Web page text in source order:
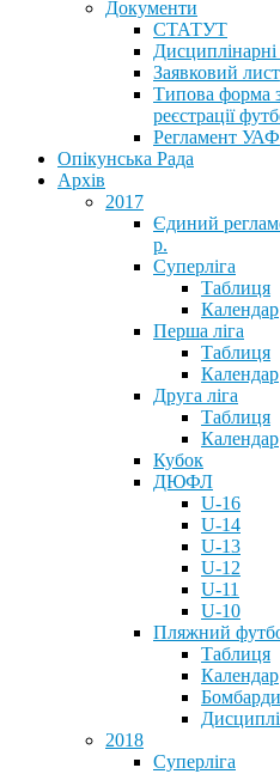
Документи
СТАТУТ
Заявковий лист
Типова форма
реєстрації
Регламент УАФ
Опікунська Рада
Архів
2017
Єдиний
р.
Суперліга
Таблиця
Календар
Перша ліга
Таблиця
Календар
Друга ліга
Таблиця
Календар
Кубок
ДЮФЛ
U-16
U-14
U-13
U-12
U-11
U-10
Пляжний
Таблиця
Календар
2018
Суперліга